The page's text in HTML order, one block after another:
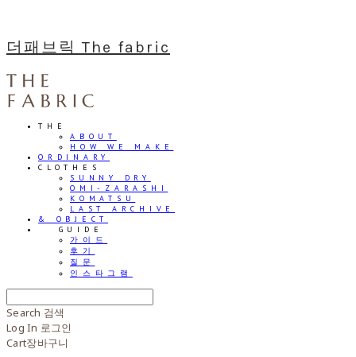
더패브릭 The fabric
THE
ABOUT
HOW WE MAKE
ORDINARY
CLOTHES
SUNNY DRY
OMI-ZARASHI
KOMATSU
LAST ARCHIVE
& OBJECT
⠀⠀GUIDE
가이드
후기
질문
인스타그램
Search 검색
Log In 로그인
Cart장바구니